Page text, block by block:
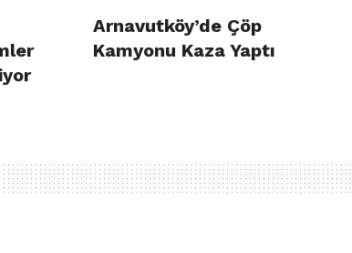
Arnavutköy’de Çöp
Kamyonu Kaza Yaptı